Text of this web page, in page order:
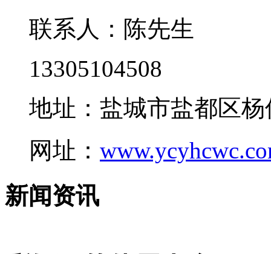
联系人：陈先生
13305104508
地址：盐城市盐都区
网址：
新闻资讯